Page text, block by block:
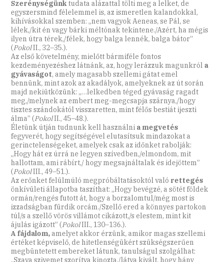
Szerénységünk tudata alázattal tölti meg a lelket, de
egyszersmind félelemmel is, az ismeretlen kalandokkal,
kihívásokkal szemben: „nem vagyok Aeneas, se Pál, se
lélek,/kit én vagy bárki méltónak tekintene./Azért, ha mégis
ilyen útra térek,/félek, hogy balga lennék, balga bátor”
(PokolII., 32–35.).
Az első követelmény, mielőtt bármiféle fontos
kezdeményezéshez látnánk, az, hogy lerázzuk magunkról a
gyávaságot, amely magasabb szellemi gátat emel
bennünk, mint azok az akadályok, amelyeknek az út során
majd nekiütközünk: „…lelkedben téged gyávaság ragadt
meg,/melynek az embert meg-megcsapja szárnya,/hogy
tisztes szándokától visszaretten, mint félős bestiát ijeszti
álma” (PokolII., 45–48.).
Életünk útján tudnunk kell használni a megvetés
fegyverét, hogy segítségével elutasítsuk mindazokat a
gerinctelenségeket, amelyek csak az időnket rabolják:
„Hogy hát ez úrrá ne legyen szívedben,/elmondom, mit
hallottam, ami rábírt,/ hogy megsajnáltalak és idejöttem”
(PokolIII., 49–51.).
Az erőnket felülmúló megpróbáltatásoktól való rettegés
önkívületi állapotba taszíthat: „Hogy bevégzé, a sötét földek
ormán/rengés futott át, hogy a borzalomtul/még most is
izzadságban fürdik orcám./Szellő ered a könnyes partokon
túl/s a szellő vörös villámot cikázott,/s elestem, mint kit
ájulás igázott” (PokolIII., 130–136.).
A fájdalom,amelyet akkor érzünk, amikor magas szellemi
értéket képviselő, de hitetlenségükért szükségszerűen
megbüntetett embereket látunk, tanulságul szolgálhat:
„Szava szivemet szorítva kinozta,/látva kivált, hogy hány